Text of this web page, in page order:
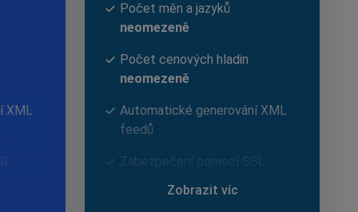
XML
Počet měn a jazyků
neomezeně
Počet cenových hladin
neomezeně
Automatické generování XML
feedů
Zabezpečení pomocí SSL
EET & GDPRZobrazit víc